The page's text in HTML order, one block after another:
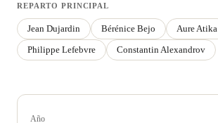
REPARTO PRINCIPAL
Jean Dujardin Bérénice Bejo
Aure Atika
Philippe Lefebvre
Constantin Alexandrov
Año